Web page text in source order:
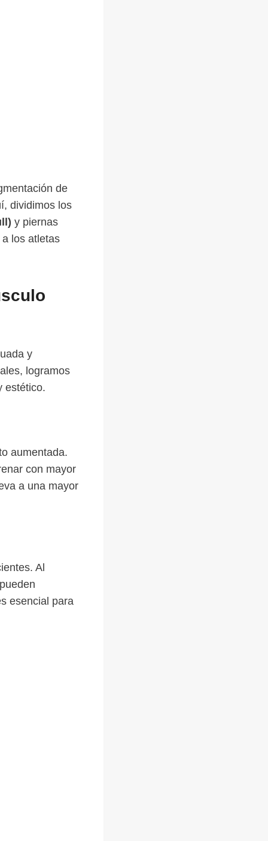
de
dividimos los
y piernas
los atletas
y
logramos
estético.
aumentada.
con mayor
a una mayor
Al
esencial para